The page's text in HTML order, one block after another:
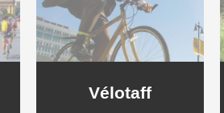
Vélotaff